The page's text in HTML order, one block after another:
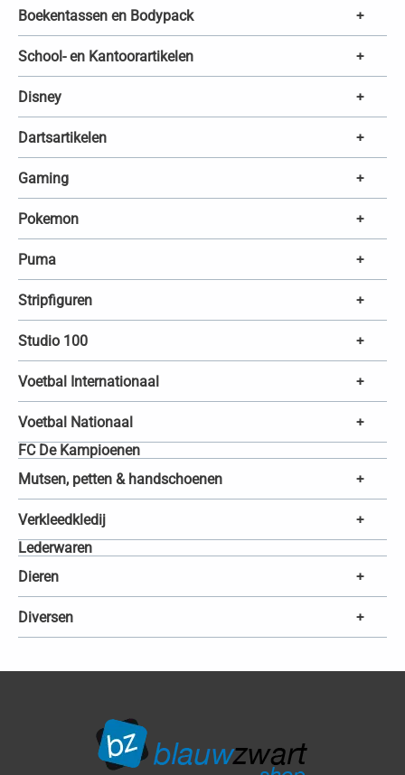
Boekentassen en Bodypack +
School- en Kantoorartikelen +
Disney +
Dartsartikelen +
Gaming +
Pokemon +
Puma +
Stripfiguren +
Studio 100 +
Voetbal Internationaal +
Voetbal Nationaal +
FC De Kampioenen
Mutsen, petten & handschoenen
+
Verkleedkledij +
Lederwaren
Dieren
+
Diversen +